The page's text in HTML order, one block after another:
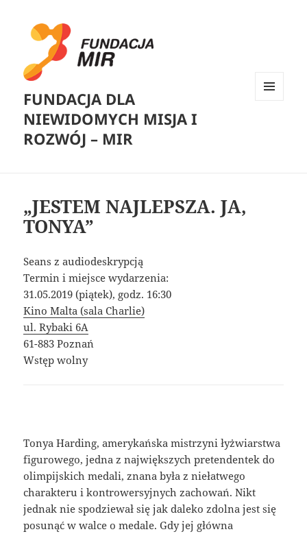
FUNDACJA DLA
NIEWIDOMYCH MISJA I
ROZWÓJ – MIR
„JESTEM NAJLEPSZA. JA,
TONYA”
Seans z audiodeskrypcją
Termin i miejsce wydarzenia:
31.05.2019 (piątek), godz. 16:30
Kino Malta (sala Charlie)
ul. Rybaki 6A
61-883 Poznań
Wstęp wolny
Tonya Harding, amerykańska mistrzyni łyżwiarstwa
figurowego, jedna z największych pretendentek do
olimpijskich medali, znana była z niełatwego
charakteru i kontrowersyjnych zachowań. Nikt
jednak nie spodziewał się jak daleko zdolna jest się
posunąć w walce o medale. Gdy jej główna